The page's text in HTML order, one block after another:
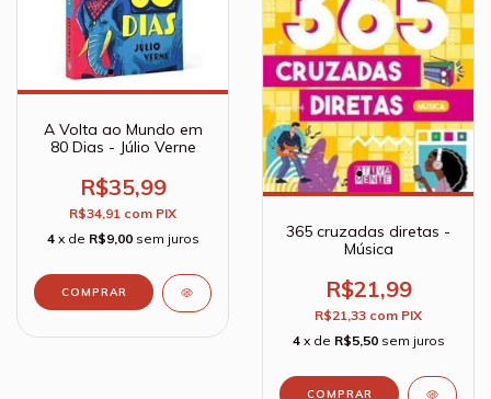
A Volta ao Mundo em
80 Dias - Júlio Verne
R$35,99
R$34,91 com PIX
4 x de R$9,00 sem juros
365 cruzadas diretas -
Música
R$21,99
R$21,33 com PIX
4 x de R$5,50 sem juros